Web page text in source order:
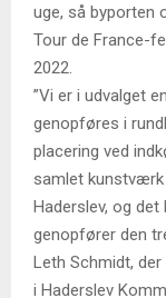
uge, så byporten
Tour de France-
2022.
”Vi er i udvalget
genopføres i
placering ved
samlet kunstværk
Haderslev, og
genopfører den
Leth Schmidt,
i Haderslev